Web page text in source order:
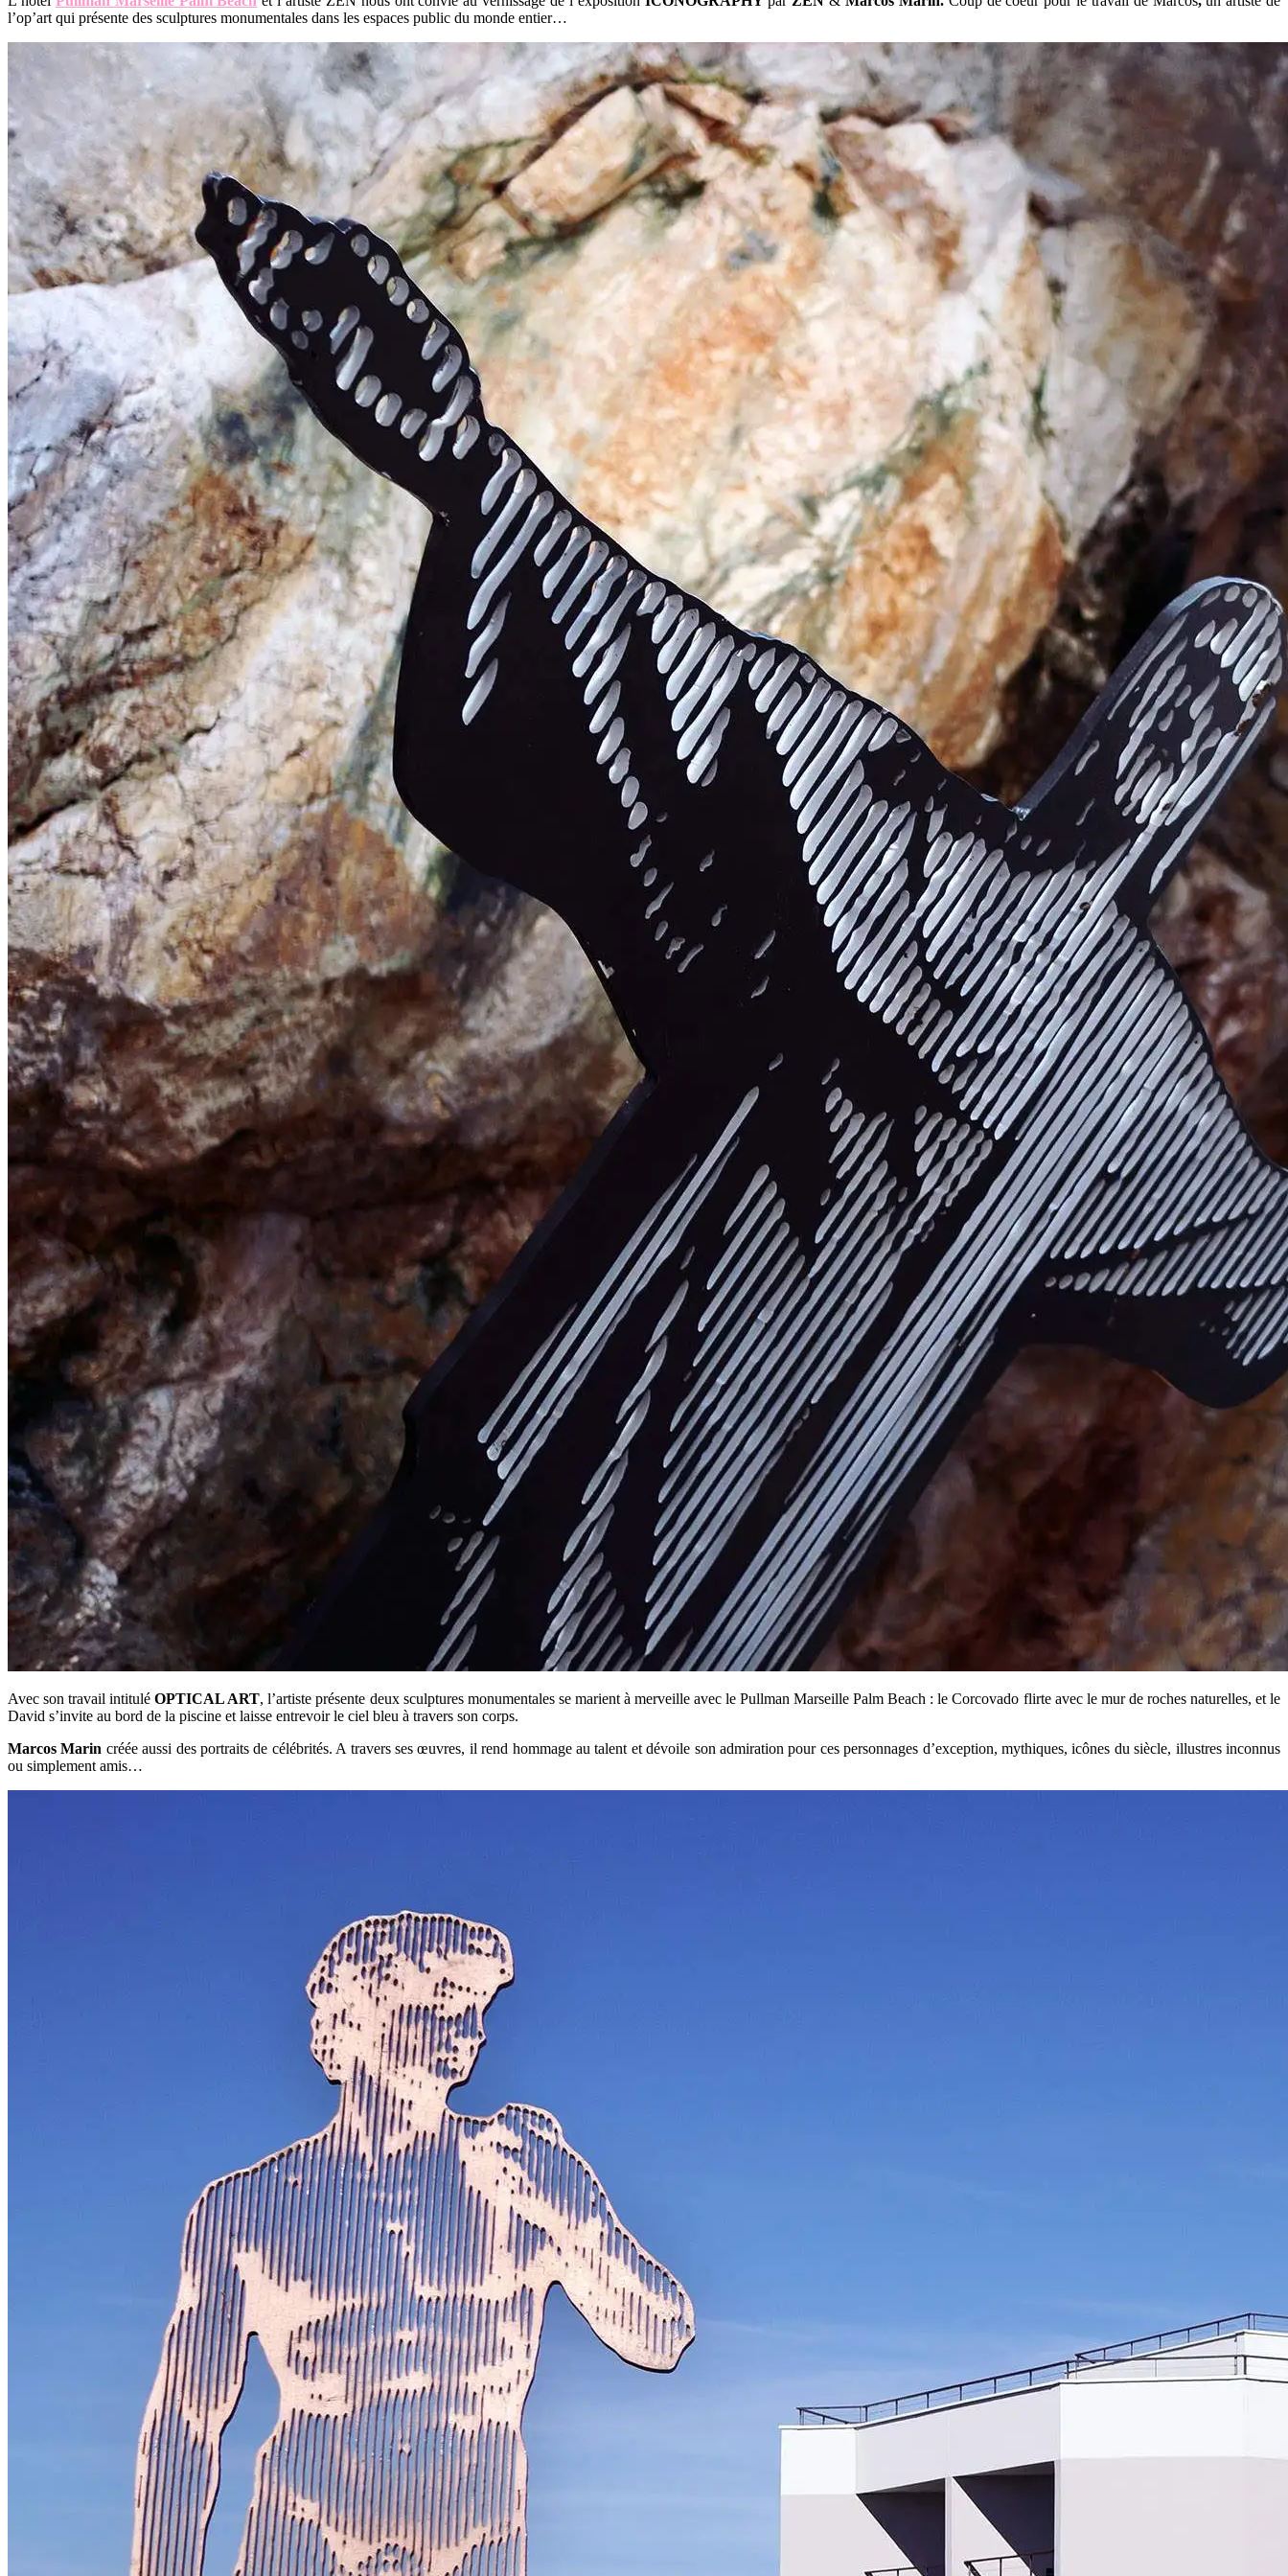
l’op’art qui présente des sculptures monumentales dans les espaces public du monde entier…
Avec son travail intitulé OPTICAL ART, l’artiste présente deux sculptures monumentales se marient à merveille avec le Pullman Marseille Palm Beach : le Corcovado flirte avec le mur de roches naturelles, et le
David s’invite au bord de la piscine et laisse entrevoir le ciel bleu à travers son corps.
Marcos Marin créée aussi des portraits de célébrités. A travers ses œuvres, il rend hommage au talent et dévoile son admiration pour ces personnages d’exception, mythiques, icônes du siècle, illustres inconnus
ou simplement amis…